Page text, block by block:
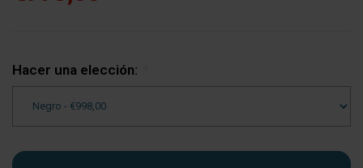
Hacer una elección: